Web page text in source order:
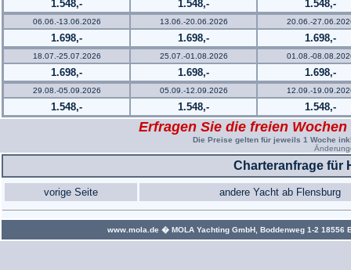
1.548,- 1.548,- 1.548,-
06.06.-13.06.2026 13.06.-20.06.2026 20.06.-
1.698,- 1.698,- 1.698,-
18.07.-25.07.2026 25.07.-01.08.2026 01.08.-
1.698,- 1.698,- 1.698,-
29.08.-05.09.2026 05.09.-12.09.2026 12.09.-
1.548,- 1.548,- 1.548,-
Erfragen Sie die freien
Die Preise gelten für jeweils 1 Woche
Charteranfrage für
vorige Seite andere Yacht ab Flensburg
www.mola.de � MOLA Yachting GmbH, Boddenweg 1-2